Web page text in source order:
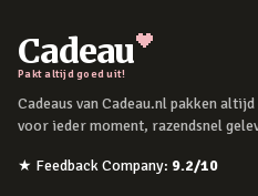
Cadeau
Pakt altijd goed uit!
Cadeaus van Cadeau.nl pakken
voor ieder moment, razendsnel
★ Feedback Company: 9.2/10